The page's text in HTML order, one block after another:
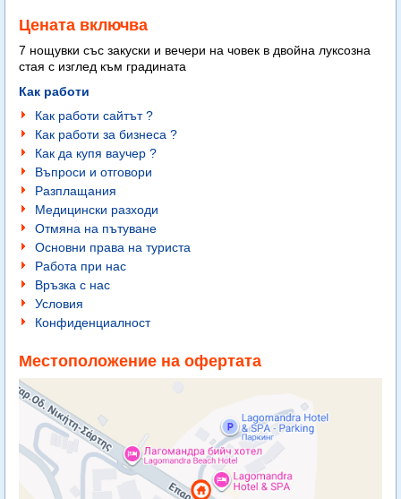
Цената включва
7 нощувки със закуски и вечери на човек в двойна луксозна
стая с изглед към градината
Как работи
Как работи сайтът ?
Как работи за бизнеса ?
Как да купя ваучер ?
Въпроси и отговори
Разплащания
Медицински разходи
Отмяна на пътуване
Основни права на туриста
Работа при нас
Връзка с нас
Условия
Конфиденциалност
Местоположение на офертата